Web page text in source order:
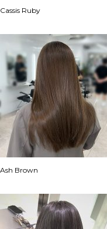
Cassis Ruby
Ash Brown